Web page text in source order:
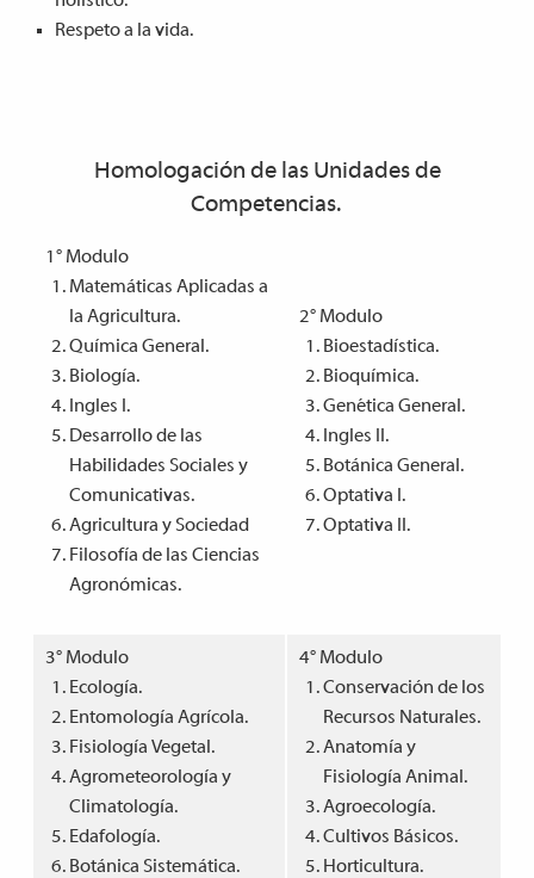
Respeto a la vida.
Homologación de las Unidades de
Competencias.
1° Modulo
Matemáticas Aplicadas a
la Agricultura.
Química General.
Biología.
Ingles I.
Desarrollo de las
Habilidades Sociales y
Comunicativas.
Agricultura y Sociedad
Filosofía de las Ciencias
Agronómicas.
2° Modulo
Bioestadística.
Bioquímica.
Genética General.
Ingles II.
Botánica General.
Optativa I.
Optativa II.
3° Modulo
Ecología.
Entomología Agrícola.
Fisiología Vegetal.
Agrometeorología y
Climatología.
Edafología.
Botánica Sistemática.
4° Modulo
Conservación de los
Recursos Naturales.
Anatomía y
Fisiología Animal.
Agroecología.
Cultivos Básicos.
Horticultura.